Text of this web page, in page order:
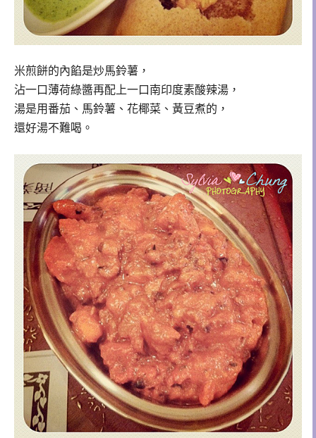
米煎餅的內餡是炒馬鈴薯，
沾一口薄荷綠醬再配上一口南印度素酸辣湯，
湯是用番茄、馬鈴薯、花椰菜、黃豆煮的，
還好湯不難喝。